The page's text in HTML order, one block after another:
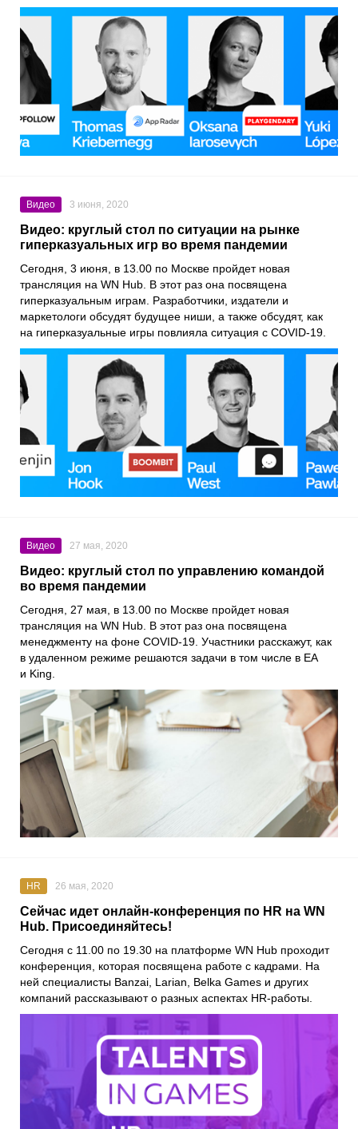
Видео 3 июня, 2020
Видео: круглый стол по ситуации на рынке
гиперказуальных игр во время пандемии
Сегодня, 3 июня, в 13.00 по Москве пройдет новая
трансляция на WN Hub . В этот раз она посвящена
гиперказуальным играм. Разработчики, издатели и
маркетологи обсудят будущее ниши, а также обсудят, как
на гиперказуальные игры повлияла ситуация с COVID-19
Видео 27 мая, 2020
Видео: круглый стол по управлению командой
во время пандемии
Сегодня, 27 мая, в 13.00 по Москве пройдет новая
трансляция на WN Hub . В этот раз она посвящена
менеджменту на фоне COVID-19 . Участники расскажут, как
в удаленном режиме решаются задачи в том числе в EA
и King
HR 26 мая, 2020
Сейчас идет онлайн-конференция по HR на WN
Hub. Присоединяйтесь!
Сегодня с 11.00 по 19.30 на платформе WN Hub проходит
конференция, которая посвящена работе с кадрами. На
ней специалисты Banzai, Larian, Belka Games и других
компаний рассказывают о разных аспектах HR-работы.